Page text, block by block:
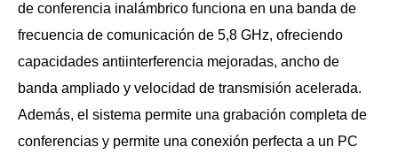
de conferencia inalámbrico funciona en una banda de
frecuencia de comunicación de 5,8 GHz, ofreciendo
capacidades antiinterferencia mejoradas, ancho de
banda ampliado y velocidad de transmisión acelerada.
Además, el sistema permite una grabación completa de
conferencias y permite una conexión perfecta a un PC